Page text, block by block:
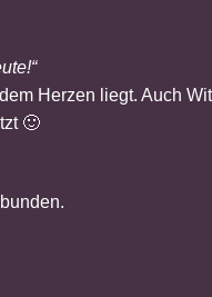
Herzen liegt. Auch
🙂